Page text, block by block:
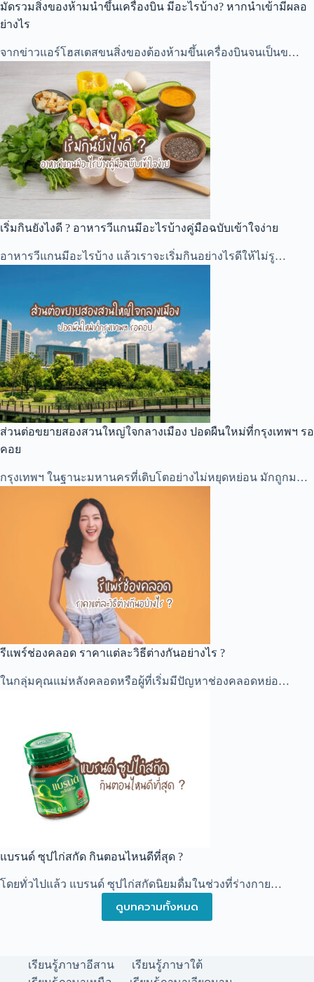
มัดรวมสิ่งของห้ามนำขึ้นเครื่องบิน มีอะไรบ้าง? หากนำเข้ามีผลอ
ย่างไร
จากข่าวแอร์โฮสเตสขนสิ่งของต้องห้ามขึ้นเครื่องบินจนเป็นข…
เริ่มกินยังไงดี ? อาหารวีแกนมีอะไรบ้างคู่มือฉบับเข้าใจง่าย
อาหารวีแกนมีอะไรบ้าง แล้วเราจะเริ่มกินอย่างไรดีให้ไม่รู…
ส่วนต่อขยายสองสวนใหญ่ใจกลางเมือง ปอดผืนใหม่ที่กรุงเทพฯ รอ
คอย
กรุงเทพฯ ในฐานะมหานครที่เติบโตอย่างไม่หยุดหย่อน มักถูกม…
รีแพร์ช่องคลอด ราคาแต่ละวิธีต่างกันอย่างไร ?
ในกลุ่มคุณแม่หลังคลอดหรือผู้ที่เริ่มมีปัญหาช่องคลอดหย่อ…
แบรนด์ ซุปไก่สกัด กินตอนไหนดีที่สุด ?
โดยทั่วไปแล้ว แบรนด์ ซุปไก่สกัดนิยมดื่มในช่วงที่ร่างกาย…
ดูบทความทั้งหมด
เรียนรู้ภาษาอีสาน
เรียนรู้ภาษาใต้